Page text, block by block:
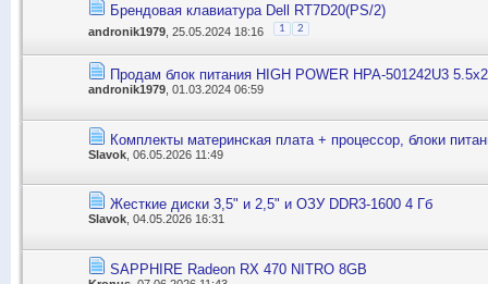
Брендовая клавиатура Dell RT7D20(PS/2)
andronik1979 , 25.05.2024 18:16 1 2
Продам блок питания HIGH POWER HPA-501242U3
andronik1979 , 01.03.2024 06:59
Комплекты материнская плата + процессор, блоки
Slavok , 06.05.2026 11:49
Жесткие диски 3,5" и 2,5" и ОЗУ DDR3-1600 4 Гб
Slavok , 04.05.2026 16:31
SAPPHIRE Radeon RX 470 NITRO 8GB